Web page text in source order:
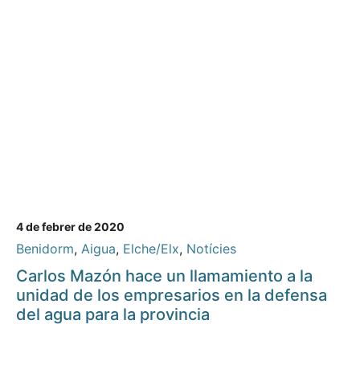
4 de febrer de 2020
Benidorm, Aigua, Elche/Elx, Notícies
Carlos Mazón hace un llamamiento a la
unidad de los empresarios en la defensa
del agua para la provincia